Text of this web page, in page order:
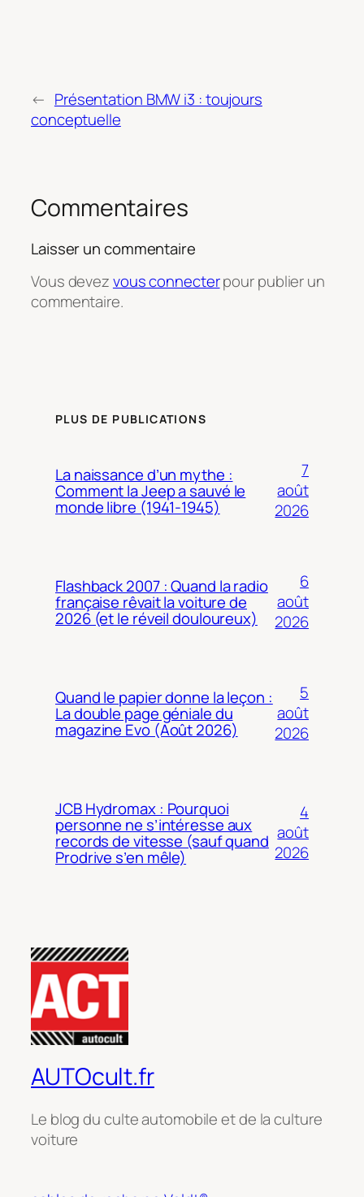
← Présentation BMW i3 : toujours
conceptuelle
Commentaires
Laisser un commentaire
Vous devezvous connecterpour publier un
commentaire.
PLUS DE PUBLICATIONS
La naissance d’un mythe :
Comment la Jeep a sauvé le
monde libre (1941-1945)
7
août
2026
Flashback 2007 : Quand la radio
française rêvait la voiture de
2026 (et le réveil douloureux)
6
août
2026
Quand le papier donne la leçon :
La double page géniale du
magazine Evo (Août 2026)
5
août
2026
JCB Hydromax : Pourquoi
personne ne s’intéresse aux
records de vitesse (sauf quand
Prodrive s’en mêle)
4
août
2026
AUTOcult.fr
Le blog du culte automobile et de la culture
voiture